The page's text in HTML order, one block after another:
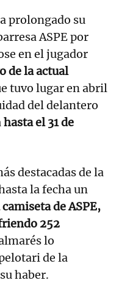
prolongado su
ASPE por
en el jugador
de la actual
tuvo lugar en abril
del delantero
hasta el 31 de
destacadas de la
la fecha un
de ASPE,
252
lo
de la
haber.